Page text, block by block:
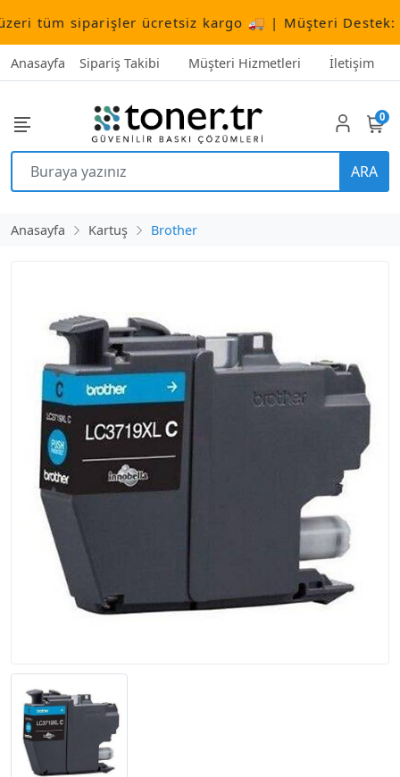
tüm siparişler ücretsiz kargo 🚚 | Müşteri Destek:
Anasayfa Sipariş Takibi Müşteri Hizmetleri İletişim
ARA
0
Anasayfa Kartuş Brother